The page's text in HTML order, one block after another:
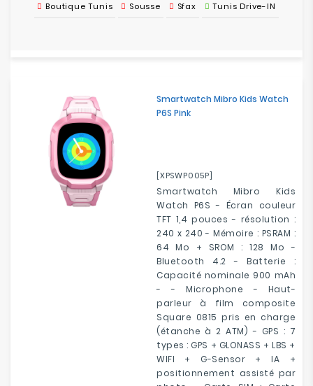
Boutique Tunis Sousse Sfax Tunis Drive-IN
Smartwatch Mibro Kids Watch
P6S Pink
[XPSWP005P]
Smartwatch Mibro Kids
Watch P6S - Écran couleur
TFT 1,4 pouces - résolution :
240 x 240 - Mémoire : PSRAM :
64 Mo + SROM : 128 Mo -
Bluetooth 4.2 - Batterie :
Capacité nominale 900 mAh
- - Microphone - Haut-
parleur à film composite
Square 0815 pris en charge
(étanche à 2 ATM) - GPS : 7
types : GPS + GLONASS + LBS +
WIFI + G-Sensor + IA +
positionnement assisté par